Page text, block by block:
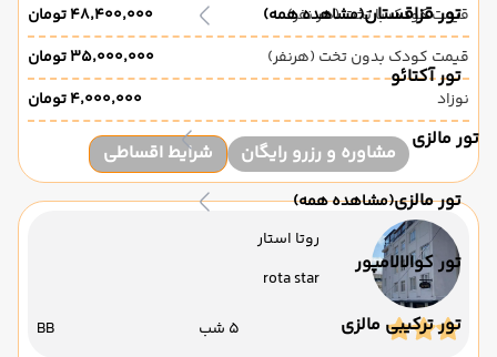
تور قزاقستان(مشاهده همه)
تور آکتائو
تور مالزی
تور مالزی(مشاهده همه)
تور کوالالامپور
تور ترکیبی مالزی
قیمت کودک با تخت (هر نفر)
۴۸٬۴۰۰٬۰۰۰ تومان
قیمت کودک بدون تخت (هرنفر)
۳۵٬۰۰۰٬۰۰۰ تومان
نوزاد
۴٬۰۰۰٬۰۰۰ تومان
مشاوره و رزرو رایگان شرایط اقساطی
روتا استار
rota star
5 شب BB